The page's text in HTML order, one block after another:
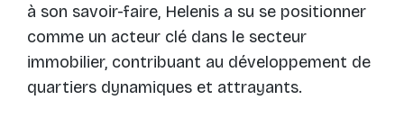
à son savoir-faire, Helenis a su se positionner
comme un acteur clé dans le secteur
immobilier, contribuant au développement de
quartiers dynamiques et attrayants.